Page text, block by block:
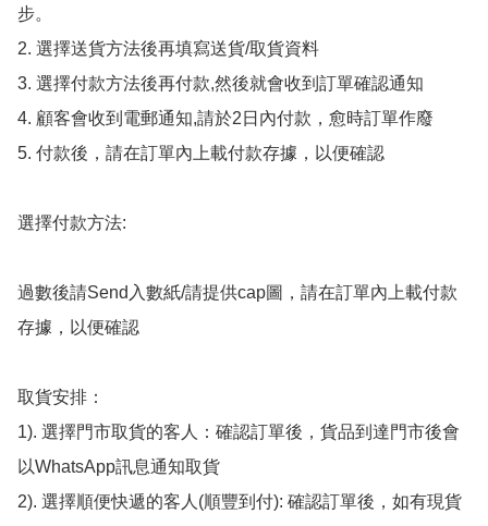
步。
2. 選擇送貨方法後再填寫送貨/取貨資料
3. 選擇付款方法後再付款,然後就會收到訂單確認通知
4. 顧客會收到電郵通知,請於2日內付款，愈時訂單作廢
5. 付款後，請在訂單內上載付款存據，以便確認
選擇付款方法:
過數後請Send入數紙/請提供cap圖，請在訂單內上載付款
存據，以便確認
取貨安排：
1). 選擇門市取貨的客人：確認訂單後，貨品到達門市後會
以WhatsApp訊息通知取貨
2). 選擇順便快遞的客人(順豐到付): 確認訂單後，如有現貨